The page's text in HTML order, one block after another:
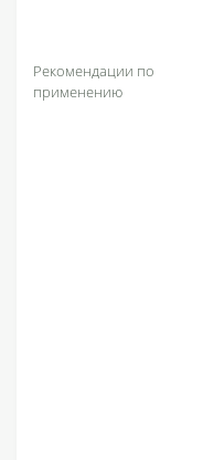
Рекомендации по
применению